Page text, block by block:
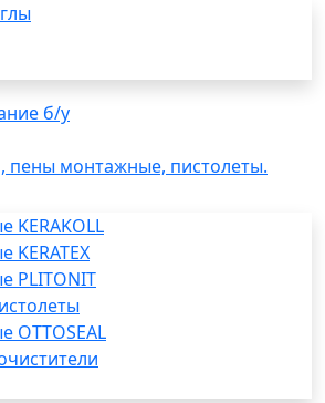
б/у
пены монтажные, пистолеты.
KERAKOLL
KERATEX
PLITONIT
OTTOSEAL